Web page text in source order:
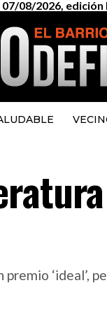
08/2026, edición
‘ideal’,